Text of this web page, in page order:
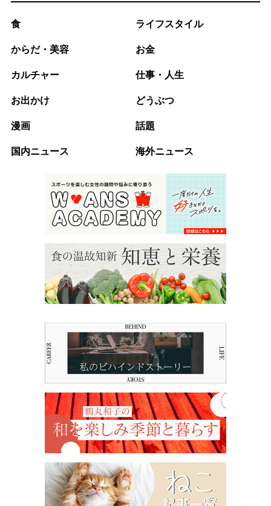
食 ライフスタイル
からだ・美容 お金
カルチャー 仕事・人生
お出かけ どうぶつ
漫画 話題
国内ニュース 海外ニュース